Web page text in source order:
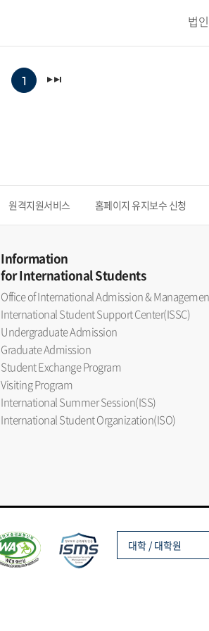
법인
1
원격지원서비스 홈페이지 유지보수 신청
Information
for International Students
Office of International Admission &
International Student Support Center(ISSC)
Undergraduate Admission
Graduate Admission
Student Exchange Program
Visiting Program
International Summer Session(ISS)
International Student Organization(ISO)
대학 / 대학원